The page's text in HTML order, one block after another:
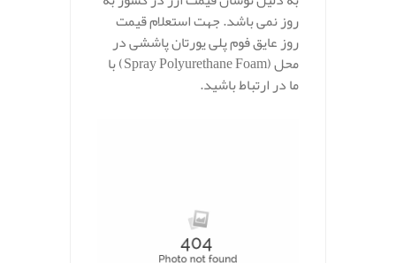
روز نمی باشد. جهت استعلام قیمت
روز عایق فوم پلی یورتان پاششی در
محل (Spray Polyurethane Foam) با
ما در ارتباط باشید.